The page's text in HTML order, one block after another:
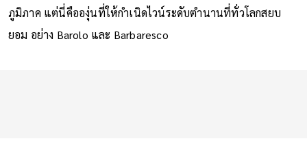
ภูมิภาค แต่นี่คือองุ่นที่ให้กำเนิดไวน์ระดับตำนานที่ทั่วโลกสยบ
ยอม อย่าง Barolo และ Barbaresco